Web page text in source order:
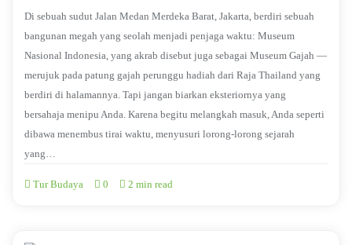
Di sebuah sudut Jalan Medan Merdeka Barat, Jakarta, berdiri sebuah
bangunan megah yang seolah menjadi penjaga waktu: Museum
Nasional Indonesia, yang akrab disebut juga sebagai Museum Gajah —
merujuk pada patung gajah perunggu hadiah dari Raja Thailand yang
berdiri di halamannya. Tapi jangan biarkan eksteriornya yang
bersahaja menipu Anda. Karena begitu melangkah masuk, Anda seperti
dibawa menembus tirai waktu, menyusuri lorong-lorong sejarah
yang…
Tur Budaya 0 2 min read